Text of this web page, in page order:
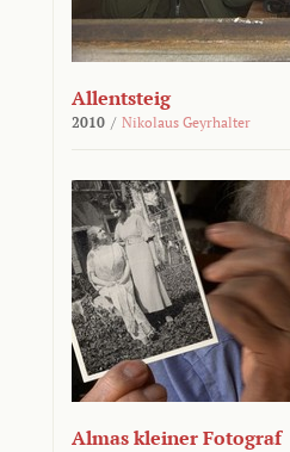
Allentsteig
2010 / Nikolaus Geyrhalter
Almas kleiner Fotograf